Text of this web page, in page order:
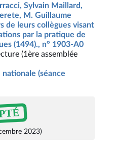
Sylvain Maillard,
M. Guillaume
de leurs collègues visant
par la pratique de
(1494)., n° 1903-A0
(1ère assemblée
nationale (séance
2023)